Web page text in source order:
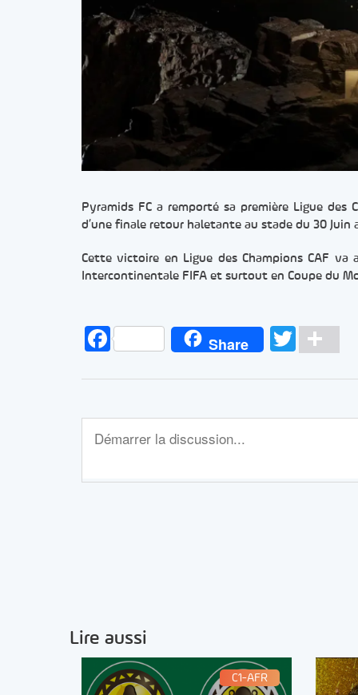
Pyramids FC a remporté sa première Ligue des
d’une finale retour haletante au stade du 30 Juin
Cette victoire en Ligue des Champions CAF va
Intercontinentale FIFA et surtout en Coupe du
FacebookShare
Lire aussi
C1-AFR